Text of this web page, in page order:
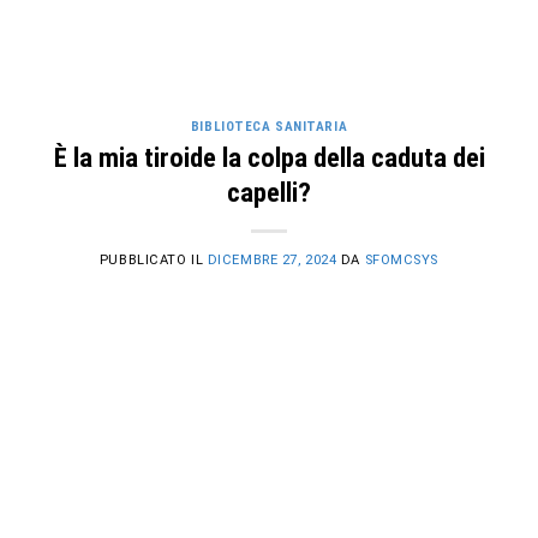
BIBLIOTECA SANITARIA
È la mia tiroide la colpa della caduta dei
capelli?
PUBBLICATO IL DICEMBRE 27, 2024 DA SFOMCSYS